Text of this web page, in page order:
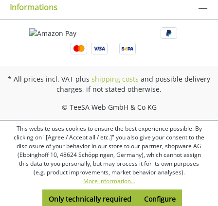
Informations
* All prices incl. VAT plus shipping costs and possible delivery
charges, if not stated otherwise.
© TeeSA Web GmbH & Co KG
This website uses cookies to ensure the best experience possible. By
clicking on "[Agree / Accept all / etc.]" you also give your consent to the
disclosure of your behavior in our store to our partner, shopware AG
(Ebbinghoff 10, 48624 Schöppingen, Germany), which cannot assign
this data to you personally, but may process it for its own purposes
(e.g. product improvements, market behavior analyses).
More information...
Only technically required Configure